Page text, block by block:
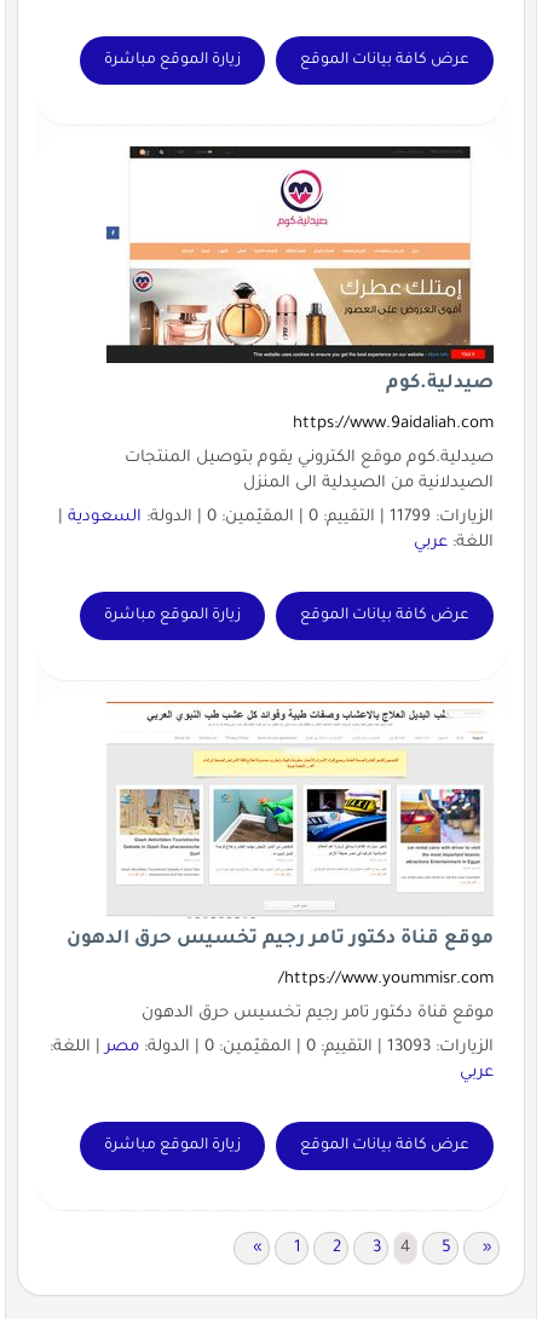
عرض كافة بيانات الموقع زيارة الموقع مباشرة
صيدلية.كوم
https://www.9aidaliah.com
صيدلية.كوم موقع الكتروني يقوم بتوصيل المنتجات
الصيدلانية من الصيدلية الى المنزل
الزيارات: 11799 | التقييم: 0 | المقيّمين: 0 | الدولة:
السعودية|
اللغة: عربي
عرض كافة بيانات الموقع زيارة الموقع مباشرة
موقع قناة دكتور تامر رجيم تخسيس حرق الدهون
https://www.yoummisr.com/
موقع قناة دكتور تامر رجيم تخسيس حرق الدهون
الزيارات: 13093 | التقييم: 0 | المقيّمين: 0 | الدولة:
مصر| اللغة:
عربي
عرض كافة بيانات الموقع زيارة الموقع مباشرة
« 1 2 3 4 5 »